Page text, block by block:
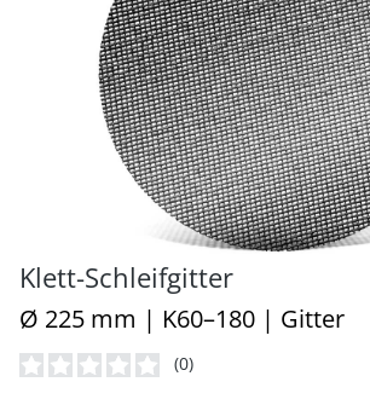
Klett-Schleifgitter
Ø 225 mm | K60–180 | Gitter
(0)